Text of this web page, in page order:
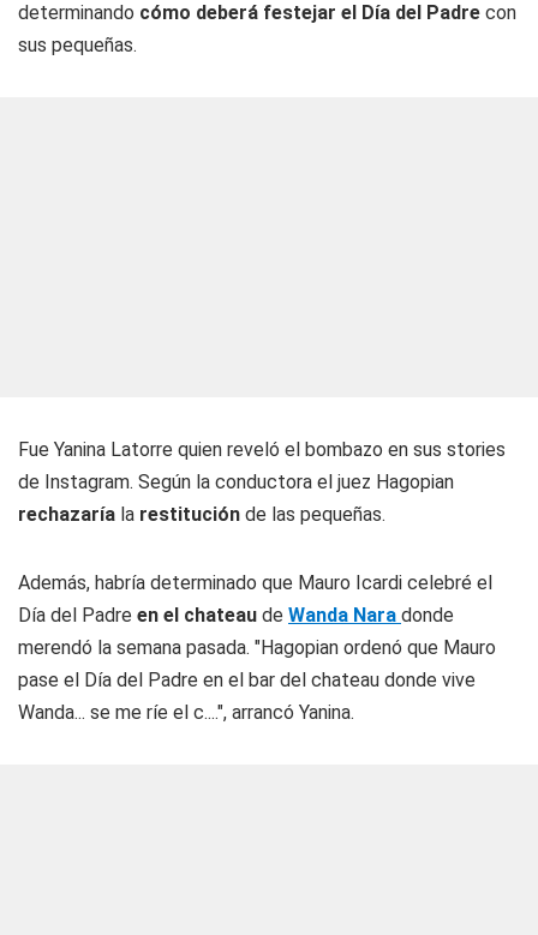
determinando cómo deberá festejar el Día del Padre con
sus pequeñas.
Fue Yanina Latorre quien reveló el bombazo en sus stories
de Instagram. Según la conductora el juez Hagopian
rechazaría la restitución de las pequeñas.
Además, habría determinado que Mauro Icardi celebré el
Día del Padre en el chateau de Wanda Nara donde
merendó la semana pasada. "Hagopian ordenó que Mauro
pase el Día del Padre en el bar del chateau donde vive
Wanda... se me ríe el c....", arrancó Yanina.